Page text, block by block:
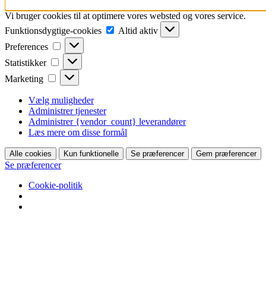
Vi bruger cookies til at optimere vores websted og vores service.
Funktionsdygtige-cookies
Funktionsdygtige-
cookies
Altid aktiv
Preferences
Preferences
Statistikker Statistikker
Marketing Marketing
Vælg muligheder
Administrer tjenester
Administrer {vendor_count} leverandører
Læs mere om disse formål
Alle cookies Kun funktionelle Se præferencer Gem præferencer
Se præferencer
Cookie-politik